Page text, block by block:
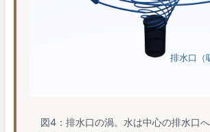
排水口（
図4：排水口の渦。水は中心の排水口へ